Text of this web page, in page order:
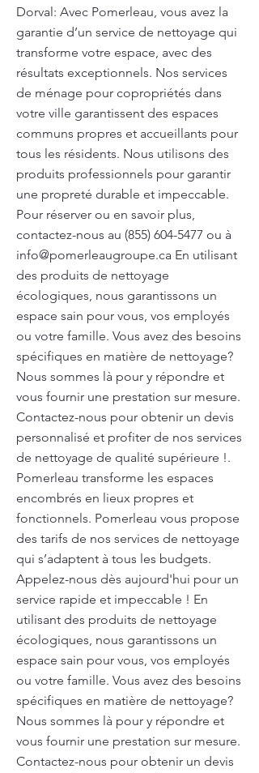
Dorval: Avec Pomerleau, vous avez la
garantie d’un service de nettoyage qui
transforme votre espace, avec des
résultats exceptionnels. Nos services
de ménage pour copropriétés dans
votre ville garantissent des espaces
communs propres et accueillants pour
tous les résidents. Nous utilisons des
produits professionnels pour garantir
une propreté durable et impeccable.
Pour réserver ou en savoir plus,
contactez-nous au (855) 604-5477 ou à
info@pomerleaugroupe.ca En utilisant
des produits de nettoyage
écologiques, nous garantissons un
espace sain pour vous, vos employés
ou votre famille. Vous avez des besoins
spécifiques en matière de nettoyage?
Nous sommes là pour y répondre et
vous fournir une prestation sur mesure.
Contactez-nous pour obtenir un devis
personnalisé et profiter de nos services
de nettoyage de qualité supérieure !.
Pomerleau transforme les espaces
encombrés en lieux propres et
fonctionnels. Pomerleau vous propose
des tarifs de nos services de nettoyage
qui s’adaptent à tous les budgets.
Appelez-nous dès aujourd'hui pour un
service rapide et impeccable ! En
utilisant des produits de nettoyage
écologiques, nous garantissons un
espace sain pour vous, vos employés
ou votre famille. Vous avez des besoins
spécifiques en matière de nettoyage?
Nous sommes là pour y répondre et
vous fournir une prestation sur mesure.
Contactez-nous pour obtenir un devis